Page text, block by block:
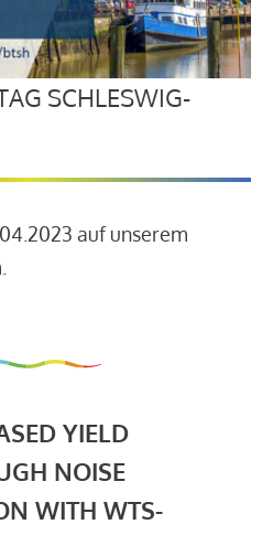
SCHLESWIG-
auf unserem
YIELD
NOISE
WITH WTS-